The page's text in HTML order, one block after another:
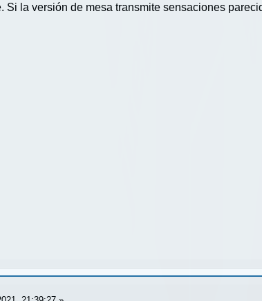
Si la versión de mesa transmite sensaciones